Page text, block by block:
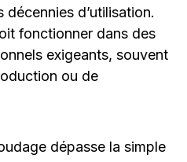
d’utilisation.
fonctionner dans des
exigeants, souvent
ou de
dépasse la simple